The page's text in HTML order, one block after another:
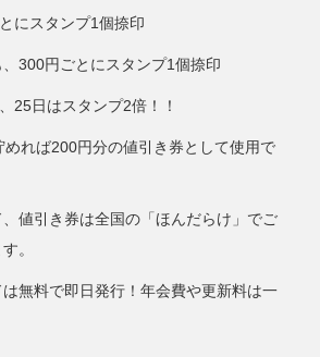
にスタンプ1個捺印
300円ごとにスタンプ1個捺印
25日はスタンプ2倍！！
めれば200円分の値引き券として使用で
値引き券は全国の「ほんだらけ」でご
。
無料で即日発行！年会費や更新料は一